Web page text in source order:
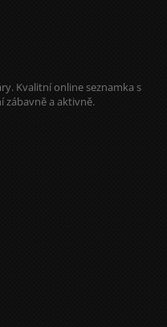
Kvalitní online seznamka s
zábavně a aktivně.